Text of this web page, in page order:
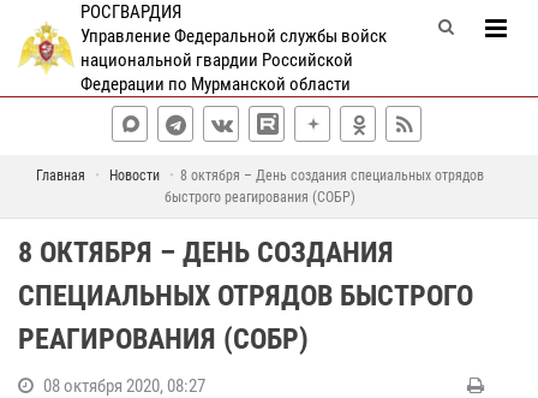
РОСГВАРДИЯ
Управление Федеральной службы войск
национальной гвардии Российской
Федерации по Мурманской области
Главная Новости
8 октября – День создания специальных отрядов
быстрого реагирования (СОБР)
8 ОКТЯБРЯ – ДЕНЬ СОЗДАНИЯ
СПЕЦИАЛЬНЫХ ОТРЯДОВ БЫСТРОГО
РЕАГИРОВАНИЯ (СОБР)
08 октября 2020, 08:27